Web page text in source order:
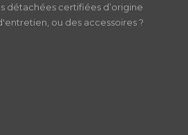
détachées certifiées d’origine
ou des accessoires ?